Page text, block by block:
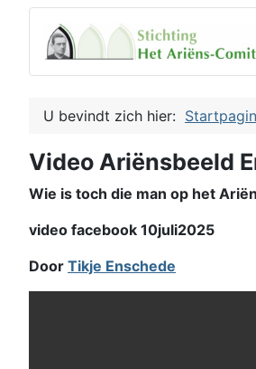
U bevindt zich hier:
Video Ariënsbeeld
Wie is toch die man op het
video facebook 10juli2025
Door Tikje Enschede